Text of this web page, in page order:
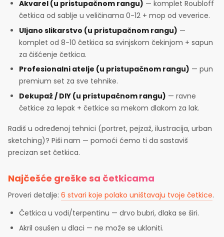
Akvarel (u pristupačnom rangu) — komplet Roubloff
četkica od sablje u veličinama 0-12 + mop od veverice.
Uljano slikarstvo (u pristupačnom rangu) —
komplet od 8-10 četkica sa svinjskom čekinjom + sapun
za čišćenje četkica.
Profesionalni atelje (u pristupačnom rangu) — pun
premium set za sve tehnike.
Dekupaž / DIY (u pristupačnom rangu) — ravne
četkice za lepak + četkice sa mekom dlakom za lak.
Radiš u određenoj tehnici (portret, pejzaž, ilustracija, urban
sketching)? Piši nam — pomoći ćemo ti da sastaviš
precizan set četkica.
Najčešće greške sa četkicama
Proveri detalje: 6 stvari koje polako uništavaju tvoje četkice.
Četkica u vodi/terpentinu — drvo bubri, dlaka se širi.
Akril osušen u dlaci — ne može se ukloniti.